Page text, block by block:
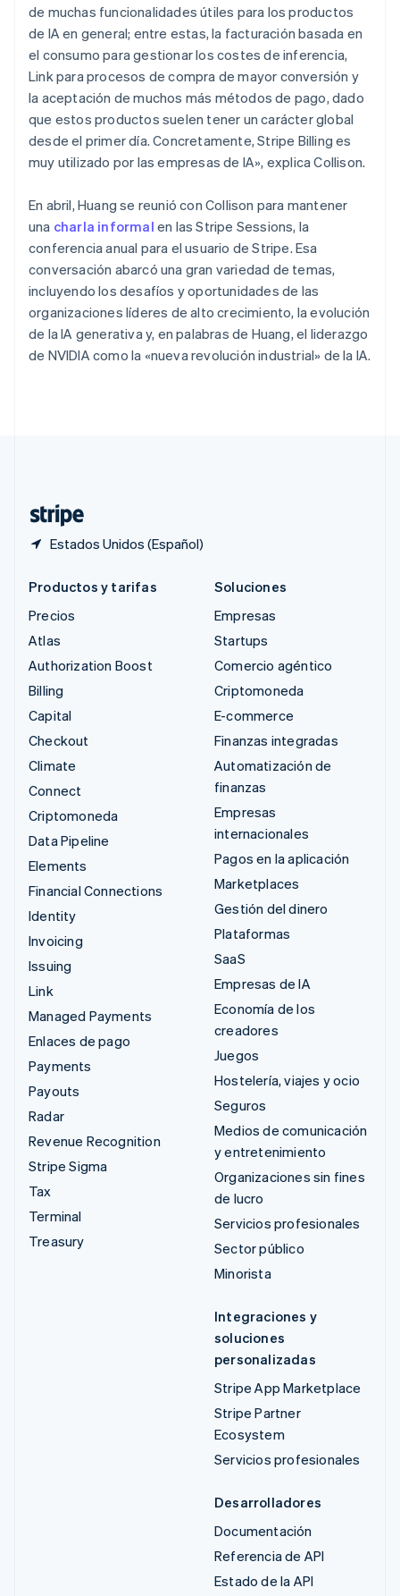
de muchas funcionalidades útiles para los productos
de IA en general; entre estas, la facturación basada en
el consumo para gestionar los costes de inferencia,
Link para procesos de compra de mayor conversión y
la aceptación de muchos más métodos de pago, dado
que estos productos suelen tener un carácter global
desde el primer día. Concretamente, Stripe Billing es
muy utilizado por las empresas de IA», explica Collison.
En abril, Huang se reunió con Collison para mantener
una charla informal en las Stripe Sessions, la
conferencia anual para el usuario de Stripe. Esa
conversación abarcó una gran variedad de temas,
incluyendo los desafíos y oportunidades de las
organizaciones líderes de alto crecimiento, la evolución
de la IA generativa y, en palabras de Huang, el liderazgo
de NVIDIA como la «nueva revolución industrial» de la IA.
Estados Unidos (Español)
México
EspañolEnglish
Noruega
English
Nueva Zelandia
English
Países Bajos
Nederlands English
Polonia
Portugal
PortuguêsEnglish
RAE de Hong Kong, China
English简体中文
Reino Unido
English
República Checa
English
Rumania
English
Productos y tarifas
Precios
Atlas
Authorization Boost
Billing
Capital
Checkout
Climate
Connect
Criptomoneda
Data Pipeline
Elements
Financial Connections
Identity
Invoicing
Issuing
Link
Managed Payments
Enlaces de pago
Payments
Payouts
Radar
Revenue Recognition
Stripe Sigma
Tax
Terminal
Treasury
Soluciones
Empresas
Startups
Comercio agéntico
Criptomoneda
E-commerce
Finanzas integradas
Automatización de
finanzas
Empresas
internacionales
Pagos en la aplicación
Marketplaces
Gestión del dinero
Plataformas
SaaS
Empresas de IA
Economía de los
creadores
Juegos
Hostelería, viajes y ocio
Seguros
Medios de comunicación
y entretenimiento
Organizaciones sin fines
de lucro
Servicios profesionales
Sector público
Minorista
Integraciones y
soluciones
personalizadas
Stripe App Marketplace
Stripe Partner
Ecosystem
Servicios profesionales
Desarrolladores
Documentación
Referencia de API
Estado de la API